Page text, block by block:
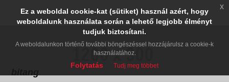
Ez a weboldal cookie-kat (sütiket) használ azért, hogy
weboldalunk használata során a lehető legjobb élményt
tudjuk biztosítani.
A weboldalunkon történő további böngészéssel hozzájárulsz a cookie-k
használatához.
Folytatás Tudj meg többet
x